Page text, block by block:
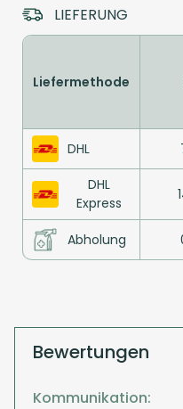
LIEFERUNG
Liefermethode
DHL
DHL
Express
Abholung
Bewertungen
Kommunikation: